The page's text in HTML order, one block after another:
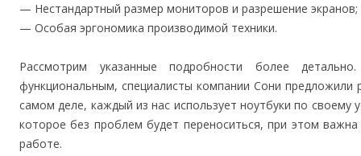
— Нестандартный размер мониторов и разрешение экранов;
— Особая эргономика производимой техники.
Рассмотрим указанные подробности более
функциональным, специалисты компании Сони предложили
самом деле, каждый из нас использует ноутбуки по
которое без проблем будет переноситься, при этом
работе.